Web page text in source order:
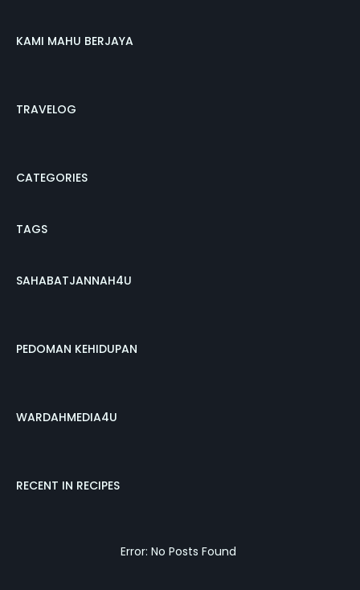
KAMI MAHU BERJAYA
TRAVELOG
CATEGORIES
TAGS
SAHABATJANNAH4U
PEDOMAN KEHIDUPAN
WARDAHMEDIA4U
RECENT IN RECIPES
Error: No Posts Found